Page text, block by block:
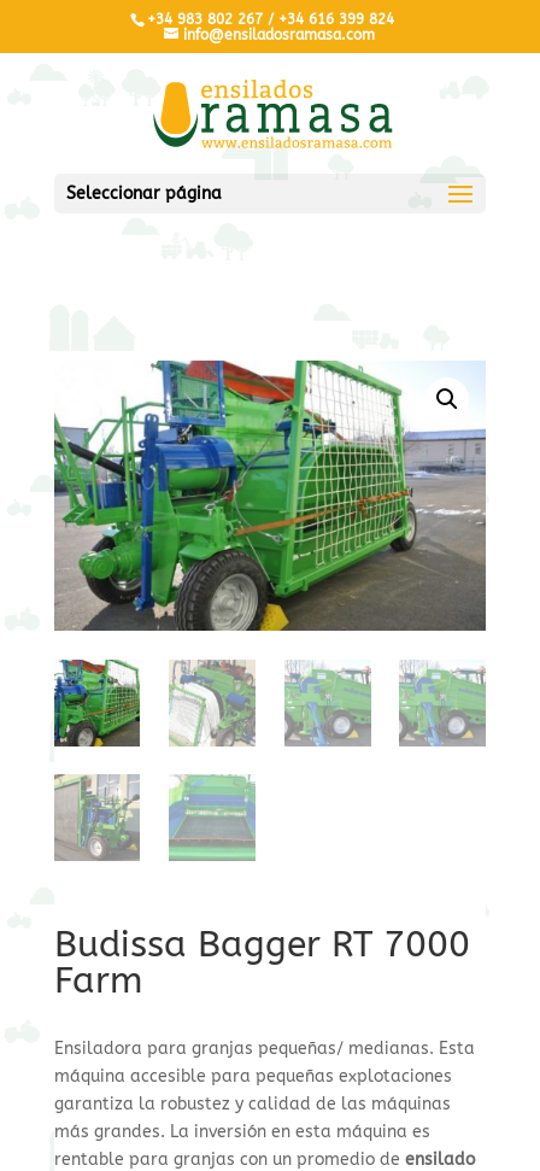
+34 983 802 267 / +34 616 399 824
info@ensiladosramasa.com
Seleccionar página
Budissa Bagger RT 7000
Farm
Ensiladora para granjas pequeñas/ medianas. Esta
máquina accesible para pequeñas explotaciones
garantiza la robustez y calidad de las máquinas
más grandes. La inversión en esta máquina es
rentable para granjas con un promedio de ensilado